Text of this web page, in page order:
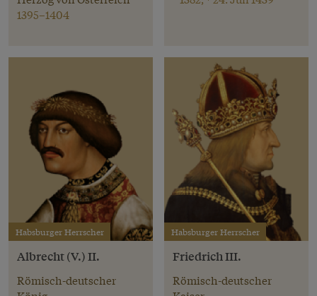
1395–1404
Habsburger Herrscher
Albrecht (V.) II.
Römisch-deutscher
Habsburger Herrscher
Friedrich III.
Römisch-deutscher